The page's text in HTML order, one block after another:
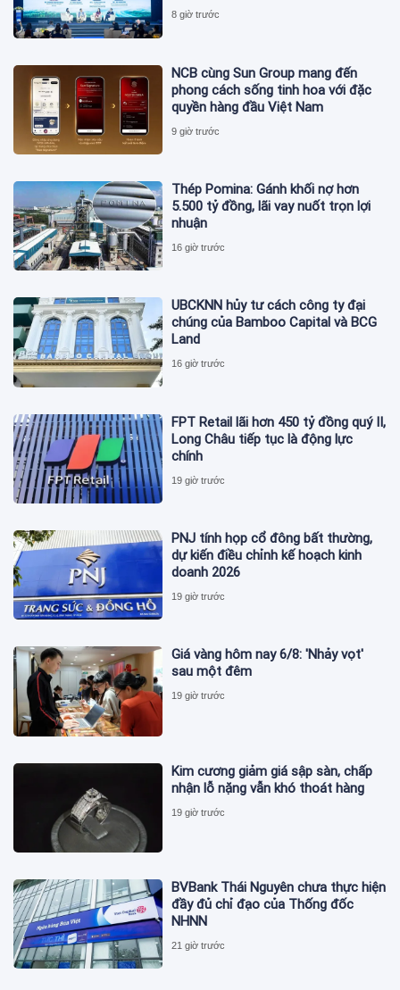
8 giờ trước
NCB cùng Sun Group mang đến
phong cách sống tinh hoa với đặc
quyền hàng đầu Việt Nam
9 giờ trước
Thép Pomina: Gánh khối nợ hơn
5.500 tỷ đồng, lãi vay nuốt trọn lợi
nhuận
16 giờ trước
UBCKNN hủy tư cách công ty đại
chúng của Bamboo Capital và BCG
Land
16 giờ trước
FPT Retail lãi hơn 450 tỷ đồng quý II,
Long Châu tiếp tục là động lực
chính
19 giờ trước
PNJ tính họp cổ đông bất thường,
dự kiến điều chỉnh kế hoạch kinh
doanh 2026
19 giờ trước
Giá vàng hôm nay 6/8: 'Nhảy vọt'
sau một đêm
19 giờ trước
Kim cương giảm giá sập sàn, chấp
nhận lỗ nặng vẫn khó thoát hàng
19 giờ trước
BVBank Thái Nguyên chưa thực hiện
đầy đủ chỉ đạo của Thống đốc
NHNN
21 giờ trước